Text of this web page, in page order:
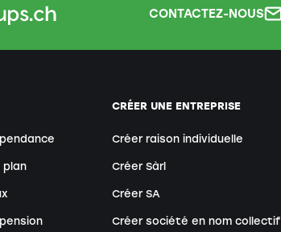
CONTACTEZ-NOUS
plan
CRÉER UNE ENTREPRISE
Créer raison individuelle
Créer Sàrl
Créer SA
Créer société en nom collectif